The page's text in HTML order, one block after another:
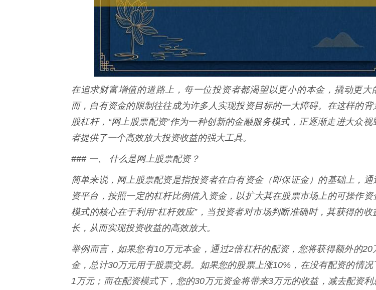
在追求财富增值的道路上，每一位投资者都渴望以更小的本金，撬动更大
而，自有资金的限制往往成为许多人实现投资目标的一大障碍。在这样的背
股杠杆，“网上股票配资”作为一种创新的金融服务模式，正逐渐走进大众视
者提供了一个高效放大投资收益的强大工具。
### 一、 什么是网上股票配资？
简单来说，网上股票配资是指投资者在自有资金（即保证金）的基础上，通
资平台，按照一定的杠杆比例借入资金，以扩大其在股票市场上的可操作资
模式的核心在于利用“杠杆效应”，当投资者对市场判断准确时，其获得的收
长，从而实现投资收益的高效放大。
举例而言，如果您有10万元本金，通过2倍杠杆的配资，您将获得额外的20
金，总计30万元用于股票交易。如果您的股票上涨10%，在没有配资的情况
1万元；而在配资模式下，您的30万元资金将带来3万元的收益，减去配资利